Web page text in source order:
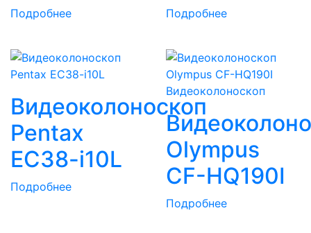
Подробнее Подробнее
Видеоколоноскоп
Pentax
EC38-i10L
Подробнее
Видеоколоноскоп
Olympus
CF-HQ190I
Подробнее